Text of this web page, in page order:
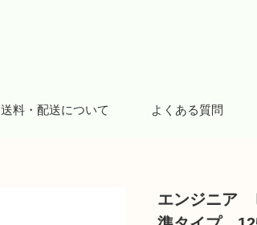
送料・配送について よくある質問
エンジニア